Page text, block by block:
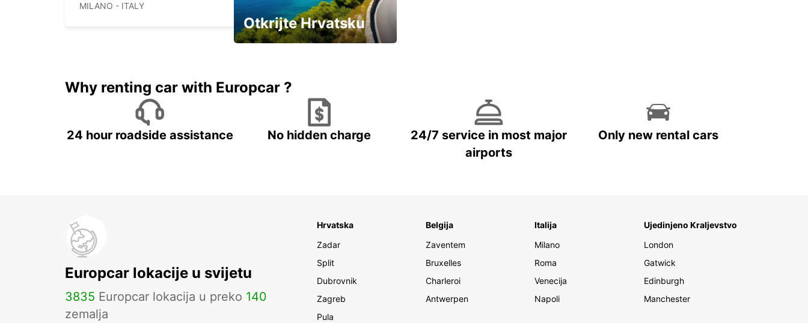
MILANO - ITALY
Otkrijte Hrvatsku
Why renting car with Europcar ?
24 hour roadside assistance No hidden charge
24/7 service in most major
airports
Only new rental cars
Europcar lokacije u svijetu
3835 Europcar lokacija u preko 140
zemalja
Hrvatska
Zadar
Split
Dubrovnik
Zagreb
Pula
Belgija
Zaventem
Bruxelles
Charleroi
Antwerpen
Italija
Milano
Roma
Venecija
Napoli
Ujedinjeno Kraljevstvo
London
Gatwick
Edinburgh
Manchester